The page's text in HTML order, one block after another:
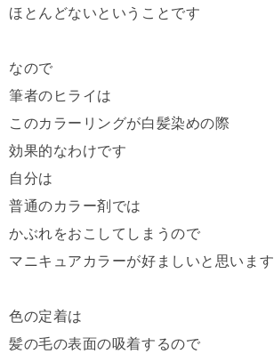
ほとんどないということです
なので
筆者のヒライは
このカラーリングが白髪染めの際
効果的なわけです
自分は
普通のカラー剤では
かぶれをおこしてしまうので
マニキュアカラーが好ましいと思います
色の定着は
髪の毛の表面の吸着するので